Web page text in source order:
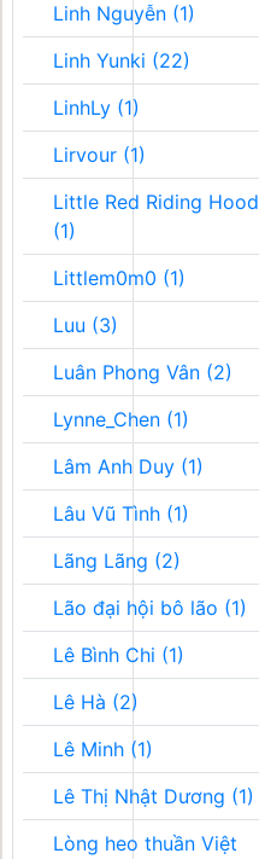
Linh Nguyễn (1)
Linh Yunki (22)
LinhLy (1)
Lirvour (1)
Little Red Riding Hood
(1)
Littlem0m0 (1)
Luu (3)
Luân Phong Vân (2)
Lynne_Chen (1)
Lâm Anh Duy (1)
Lâu Vũ Tình (1)
Lãng Lãng (2)
Lão đại hội bô lão (1)
Lê Bình Chi (1)
Lê Hà (2)
Lê Minh (1)
Lê Thị Nhật Dương (1)
Lòng heo thuần Việt